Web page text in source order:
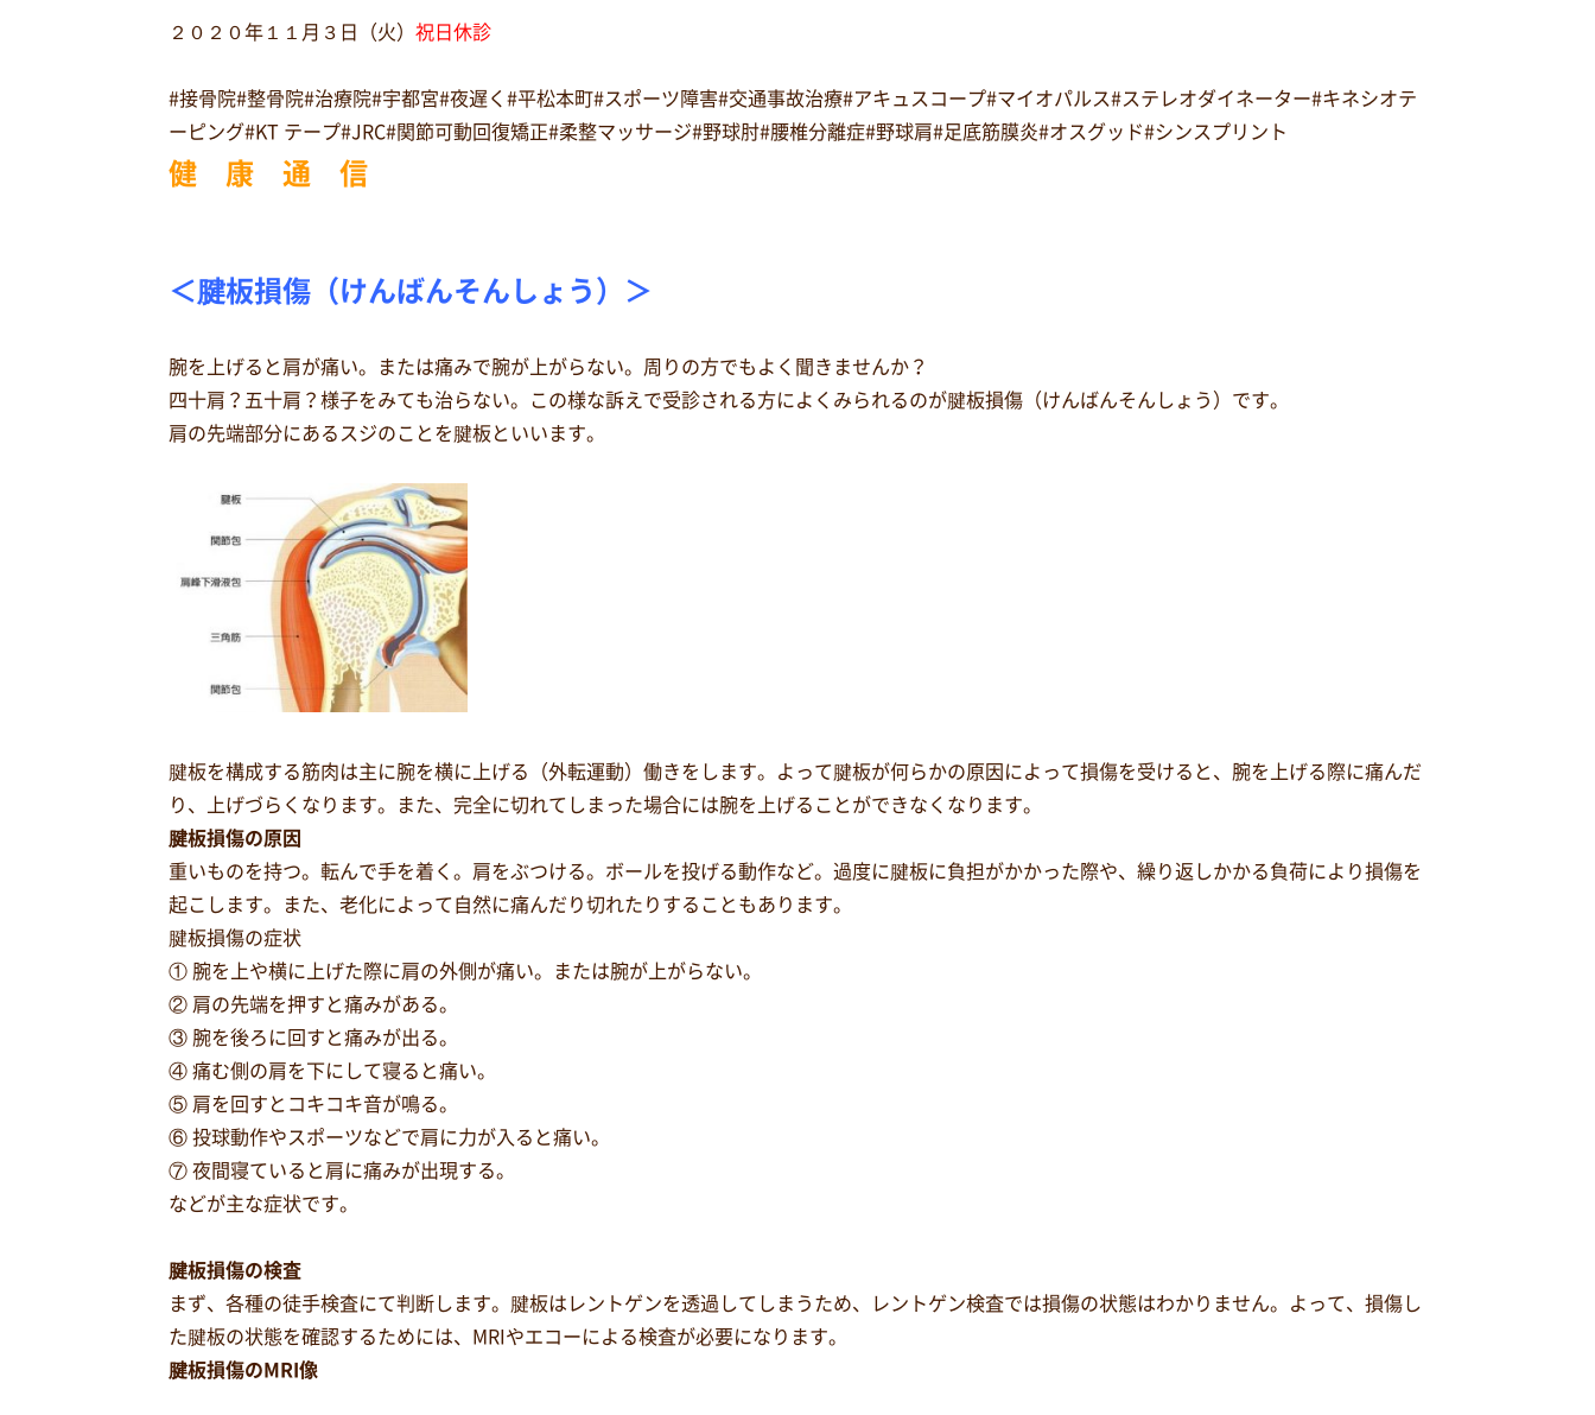
２０２０年１１月３日（火） 祝日休診
#接骨院#整骨院#治療院#宇都宮#夜遅く#平松本町#スポーツ障害#交通事故治療#アキュスコープ#マイオパルス#ステレオダイネーター#キネシオテ
ーピング#KT テープ#JRC#関節可動回復矯正#柔整マッサージ#野球肘#腰椎分離症#野球肩#足底筋膜炎#オスグッド#シンスプリント
健 康 通 信
＜腱板損傷（けんばんそんしょう）＞
腕を上げると肩が痛い。または痛みで腕が上がらない。周りの方でもよく聞きませんか？
四十肩？五十肩？様子をみても治らない。この様な訴えで受診される方によくみられるのが腱板損傷（けんばんそんしょう）です。
肩の先端部分にあるスジのことを腱板といいます。
腱板を構成する筋肉は主に腕を横に上げる（外転運動）働きをします。よって腱板が何らかの原因によって損傷を受けると、腕を上げる際に痛んだ
り、上げづらくなります。また、完全に切れてしまった場合には腕を上げることができなくなります。
腱板損傷の原因
重いものを持つ。転んで手を着く。肩をぶつける。ボールを投げる動作など。過度に腱板に負担がかかった際や、繰り返しかかる負荷により損傷を
起こします。また、老化によって自然に痛んだり切れたりすることもあります。
腱板損傷の症状
① 腕を上や横に上げた際に肩の外側が痛い。または腕が上がらない。
② 肩の先端を押すと痛みがある。
③ 腕を後ろに回すと痛みが出る。
④ 痛む側の肩を下にして寝ると痛い。
⑤ 肩を回すとコキコキ音が鳴る。
⑥ 投球動作やスポーツなどで肩に力が入ると痛い。
⑦ 夜間寝ていると肩に痛みが出現する。
などが主な症状です。
腱板損傷の検査
まず、各種の徒手検査にて判断します。腱板はレントゲンを透過してしまうため、レントゲン検査では損傷の状態はわかりません。よって、損傷し
た腱板の状態を確認するためには、MRIやエコーによる検査が必要になります。
腱板損傷のMRI像